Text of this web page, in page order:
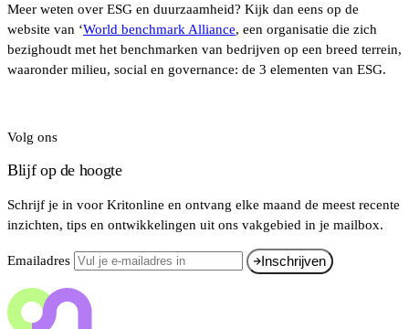
Meer weten over ESG en duurzaamheid? Kijk dan eens op de
website van ‘World benchmark Alliance, een organisatie die zich
bezighoudt met het benchmarken van bedrijven op een breed terrein,
waaronder milieu, social en governance: de 3 elementen van ESG.
Volg ons
Blijf op de hoogte
Schrijf je in voor Kritonline en ontvang elke maand de meest recente
inzichten, tips en ontwikkelingen uit ons vakgebied in je mailbox.
Emailadres Inschrijven